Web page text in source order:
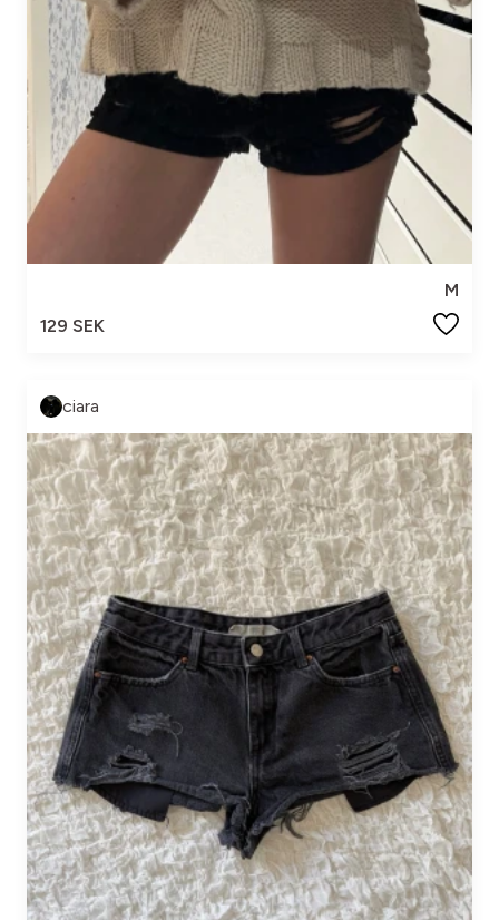
M
129 SEK
ciara